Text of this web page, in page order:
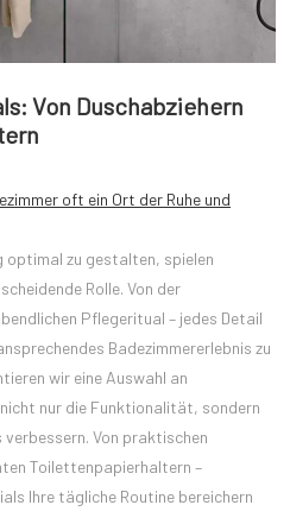
Von Duschabziehern
oft ein Ort der Ruhe und
optimal zu gestalten, spielen
Rolle. Von der
Pflegeritual – jedes Detail
Badezimmererlebnis zu
wir eine Auswahl an
nur die Funktionalität, sondern
Von praktischen
Toilettenpapierhaltern –
Ihre tägliche Routine bereichern